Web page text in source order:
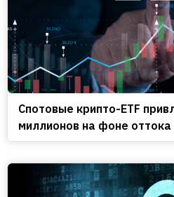
Спотовые крипто-ETF
миллионов на фоне оттока